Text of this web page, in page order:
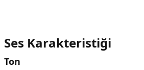
Ses Karakteristiği
Ton